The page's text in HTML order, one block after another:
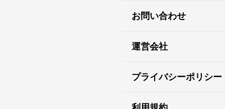
お問い合わせ
運営会社
プライバシーポリシー